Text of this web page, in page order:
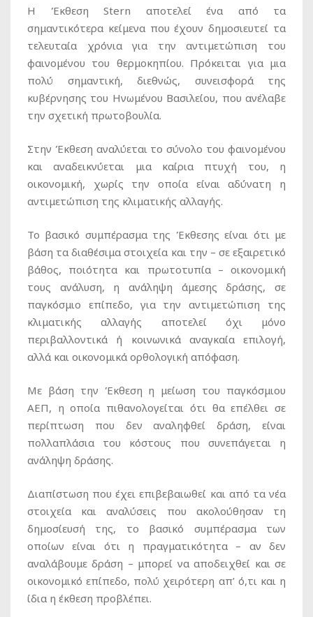
Η Έκθεση Stern αποτελεί ένα από τα
σημαντικότερα κείμενα που έχουν δημοσιευτεί τα
τελευταία χρόνια για την αντιμετώπιση του
φαινομένου του θερμοκηπίου. Πρόκειται για μια
πολύ σημαντική, διεθνώς, συνεισφορά της
κυβέρνησης του Ηνωμένου Βασιλείου, που ανέλαβε
την σχετική πρωτοβουλία.
Στην Έκθεση αναλύεται το σύνολο του φαινομένου
και αναδεικνύεται μια καίρια πτυχή του, η
οικονομική, χωρίς την οποία είναι αδύνατη η
αντιμετώπιση της κλιματικής αλλαγής.
Το βασικό συμπέρασμα της Έκθεσης είναι ότι με
βάση τα διαθέσιμα στοιχεία και την – σε εξαιρετικό
βάθος, ποιότητα και πρωτοτυπία – οικονομική
τους ανάλυση, η ανάληψη άμεσης δράσης, σε
παγκόσμιο επίπεδο, για την αντιμετώπιση της
κλιματικής αλλαγής αποτελεί όχι μόνο
περιβαλλοντικά ή κοινωνικά αναγκαία επιλογή,
αλλά και οικονομικά ορθολογική απόφαση.
Με βάση την Έκθεση η μείωση του παγκόσμιου
ΑΕΠ, η οποία πιθανολογείται ότι θα επέλθει σε
περίπτωση που δεν αναληφθεί δράση, είναι
πολλαπλάσια του κόστους που συνεπάγεται η
ανάληψη δράσης.
Διαπίστωση που έχει επιβεβαιωθεί και από τα νέα
στοιχεία και αναλύσεις που ακολούθησαν τη
δημοσίευσή της, το βασικό συμπέρασμα των
οποίων είναι ότι η πραγματικότητα – αν δεν
αναλάβουμε δράση – μπορεί να αποδειχθεί και σε
οικονομικό επίπεδο, πολύ χειρότερη απ’ ό,τι και η
ίδια η έκθεση προβλέπει.